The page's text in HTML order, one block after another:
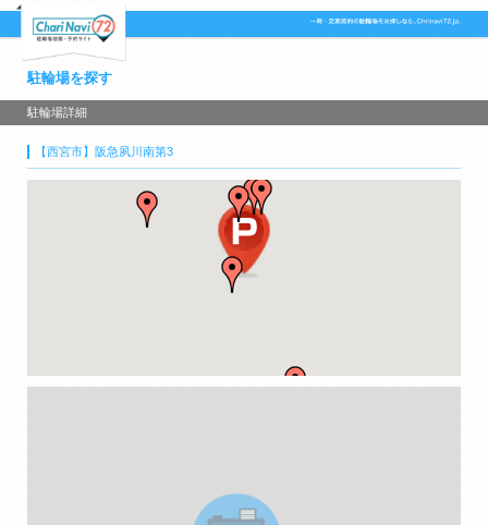
駐輪場を探す
駐輪場詳細
【西宮市】阪急夙川南第3